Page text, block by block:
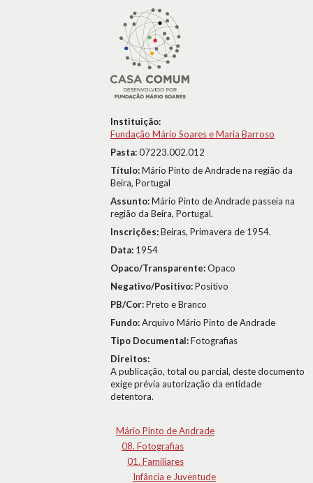
Instituição:
Fundação Mário Soares e Maria Barroso
Pasta:07223.002.012
Título:Mário Pinto de Andrade na região da
Beira, Portugal
Assunto:Mário Pinto de Andrade passeia na
região da Beira, Portugal.
Inscrições:Beiras, Primavera de 1954.
Data: 1954
Opaco/Transparente:Opaco
Negativo/Positivo:Positivo
PB/Cor:Preto e Branco
Fundo:Arquivo Mário Pinto de Andrade
Tipo Documental:Fotografias
Direitos:
A publicação, total ou parcial, deste documento
exige prévia autorização da entidade
detentora.
Mário Pinto de Andrade
08. Fotografias
01. Familiares
Infância e Juventude